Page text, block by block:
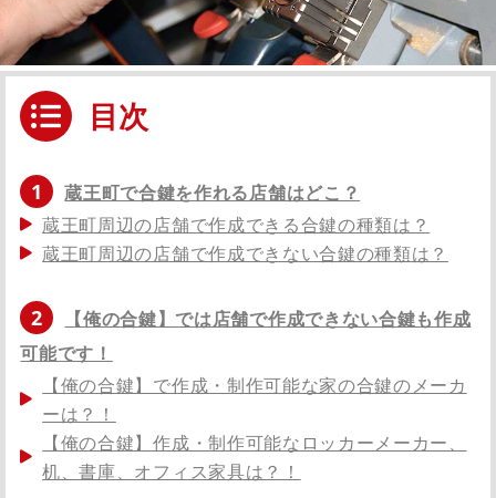
目次
1
蔵王町で合鍵を作れる店舗はどこ？
蔵王町周辺の店舗で作成できる合鍵の種類は？
蔵王町周辺の店舗で作成できない合鍵の種類は？
2
【俺の合鍵】では店舗で作成できない合鍵も作成
可能です！
【俺の合鍵】で作成・制作可能な家の合鍵のメーカ
ーは？！
【俺の合鍵】作成・制作可能なロッカーメーカー、
机、書庫、オフィス家具は？！